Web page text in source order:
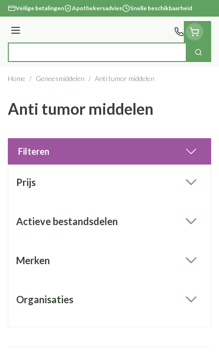
Ga naar de inhoud
Veilige betalingen Apothekersadvies Snelle beschikbaarheid
Menu
Zoek
Home / Geneesmiddelen / Anti tumor middelen
Anti tumor middelen
Filteren
Prijs
Actieve bestandsdelen
Merken
Organisaties